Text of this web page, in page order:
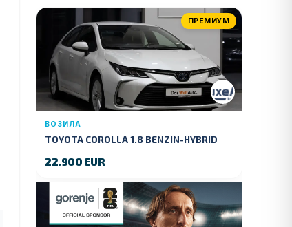
ПРЕМИУМ
ВОЗИЛА
TOYOTA COROLLA 1.8 BENZIN-HYBRID
22.900 EUR